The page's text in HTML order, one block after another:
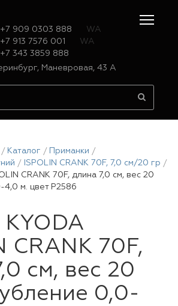
+7 909 0303 888
WA
+7 913 7576 001
WA
+7 343 3859 888
Маневровая, 43 А
Каталог
Приманки
ISPOLIN CRANK 70F, 7,0 см/20 гр
CRANK 70F, длина 7,0 см, вес 20
4,0 м. цвет P2586
CRANK 70F,
см, вес 20
0,0-